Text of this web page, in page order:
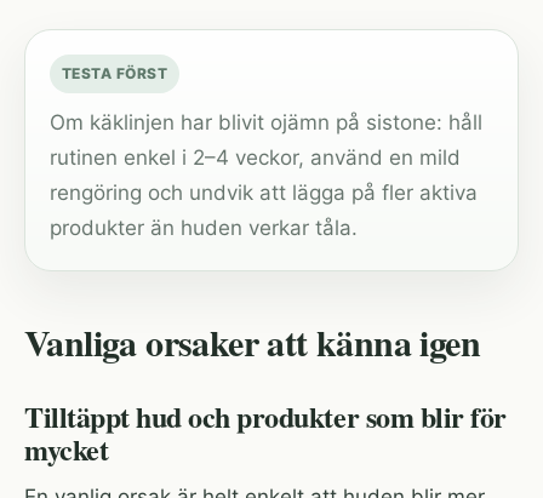
TESTA FÖRST
Om käklinjen har blivit ojämn på sistone: håll
rutinen enkel i 2–4 veckor, använd en mild
rengöring och undvik att lägga på fler aktiva
produkter än huden verkar tåla.
Vanliga orsaker att känna igen
Tilltäppt hud och produkter som blir för
mycket